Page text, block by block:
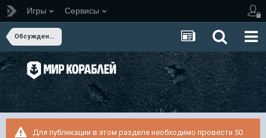
Игры Сервисы
Обсуждение Мира Кораблей
Для публикации в этом разделе необходимо провести 50